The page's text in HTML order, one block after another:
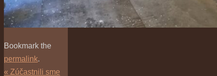
Bookmark the
permalink.
« Zúčastnili sme